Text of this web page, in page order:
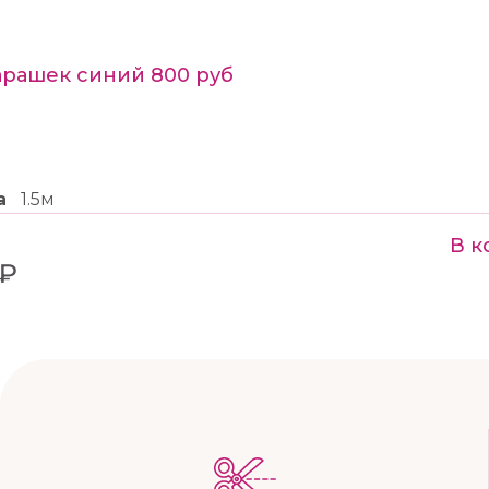
синий 800 руб
1.5м
В